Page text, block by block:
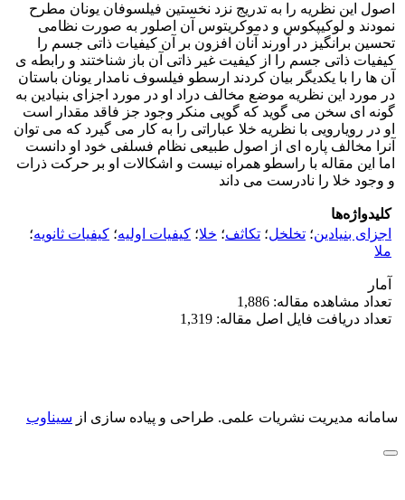
اصول این نظریه را به تدریج نزد نخستین فیلسوفان یونان مطرح
نمودند و لوکیپکوس و دموکریتوس آن اصلور به صورت نظامی
تحسین برانگیز در آورند آنان افزون بر آن کیفیات ذاتی جسم را
کیفیات ذاتی جسم را از کیفیت غیر ذاتی آن باز شناختند و رابطه ی
آن ها را با یکدیگر بیان کردند ارسطو فیلسوف نامدار یونان باستان
در مورد این نظریه موضع مخالف دراد او در مورد اجزای بنیادین به
گونه ای سخن می گوید که گویی منکر وجود جز فاقد مقدار است
او در رویارویی با نظریه خلا عباراتی را به کار می گیرد که می توان
آنرا مخالف پاره ای از اصول طبیعی نظام فسلفی خود او دانست
اما این مقاله با راسطو همراه نیست و اشکالات او بر حرکت ذرات
و وجود خلا را نادرست می داند
کلیدواژه‌ها
اجزای بنیادین؛ تخلخل؛ تکاثف؛ خلا؛ کیفیات اولیه؛ کیفیات ثانویه؛
ملا
آمار
تعداد مشاهده مقاله: 1,886
تعداد دریافت فایل اصل مقاله: 1,319
سامانه مدیریت نشریات علمی. طراحی و پیاده سازی از سیناوب